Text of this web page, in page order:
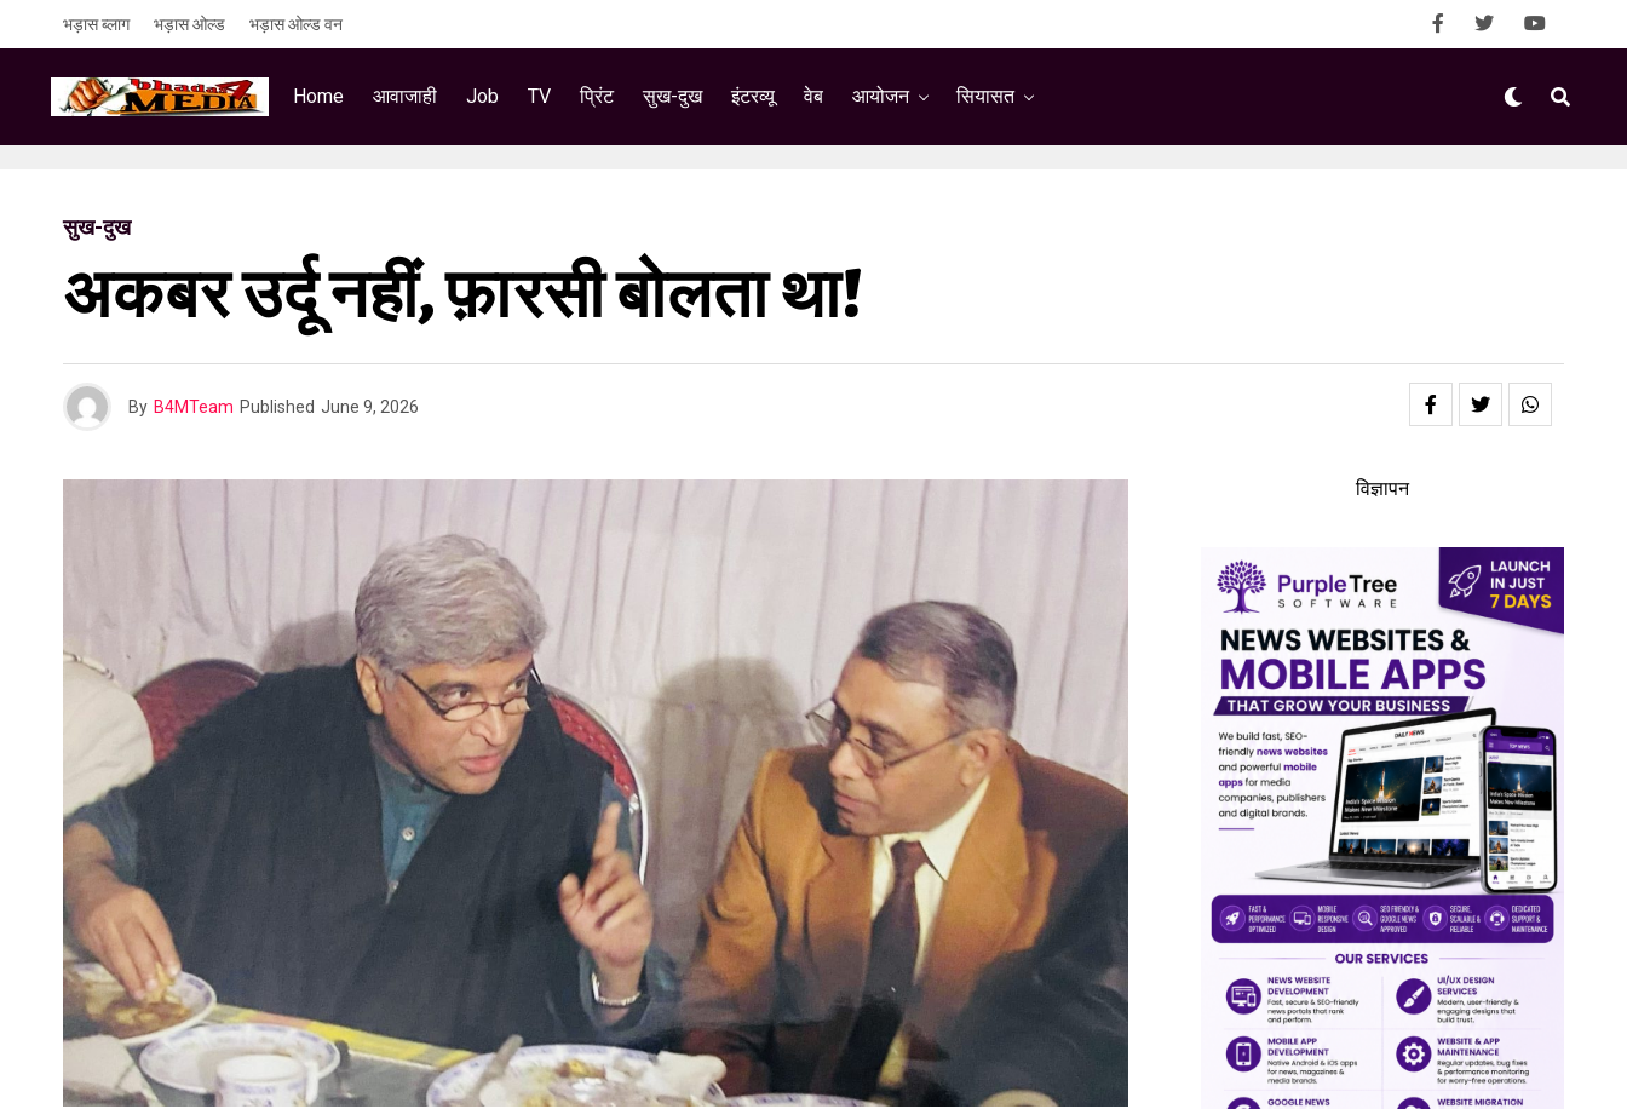
भड़ास ब्लाग भड़ास ओल्ड भड़ास ओल्ड वन
Home आवाजाही Job TV प्रिंट सुख-दुख इंटरव्यू वेब आयोजन सियासत
सुख-दुख
अकबर उर्दू नहीं, फ़ारसी बोलता था!
By B4MTeam Published June 9, 2026
विज्ञापन